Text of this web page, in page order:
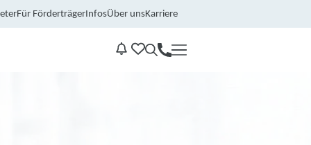
Für FörderträgerInfosÜber unsKarriere
Kontakt